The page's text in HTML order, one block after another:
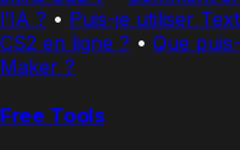
l’IA ? • Puis-je utiliser
CS2 en ligne ? • Que
Maker ?
Free Tools